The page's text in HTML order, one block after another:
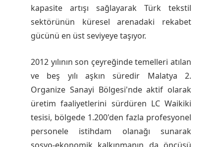
kapasite artışı sağlayarak Türk tekstil
sektörünün küresel arenadaki rekabet
gücünü en üst seviyeye taşıyor.
2012 yılının son çeyreğinde temelleri atılan
ve beş yılı aşkın süredir Malatya 2.
Organize Sanayi Bölgesi'nde aktif olarak
üretim faaliyetlerini sürdüren LC Waikiki
tesisi, bölgede 1.200'den fazla profesyonel
personele istihdam olanağı sunarak